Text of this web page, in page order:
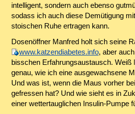
intelligent, sondern auch ebenso
sodass ich auch diese Demütigung
stoischen Ruhe ertragen kann.
Dosenöffner Manfred holt sich seine
www.katzendiabetes.info, aber
bisschen Erfahrungsaustausch. Weiß
genau, wie ich eine ausgewachsene
Und was ist, wenn die Maus vorher
gefressen hat? Und wie sieht es in
einer wettertauglichen Insulin-Pumpe